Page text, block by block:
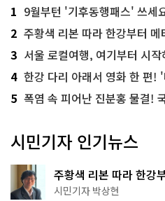
1 9월부턴 '기후동행패스' 쓰세
2 주황색 리본 따라 한강부터 메타세
3 서울 로컬여행, 여기부터 시
4 한강 다리 아래서 영화 한 편!
5 폭염 속 피어난 진분홍 물결!
시민기자 인기뉴스
주황색 리본 따라 한강
서울둘레길 15코스
시민기자 박상현